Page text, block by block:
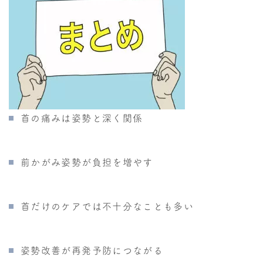
首の痛みは姿勢と深く関係
前かがみ姿勢が負担を増やす
首だけのケアでは不十分なことも多い
姿勢改善が再発予防につながる